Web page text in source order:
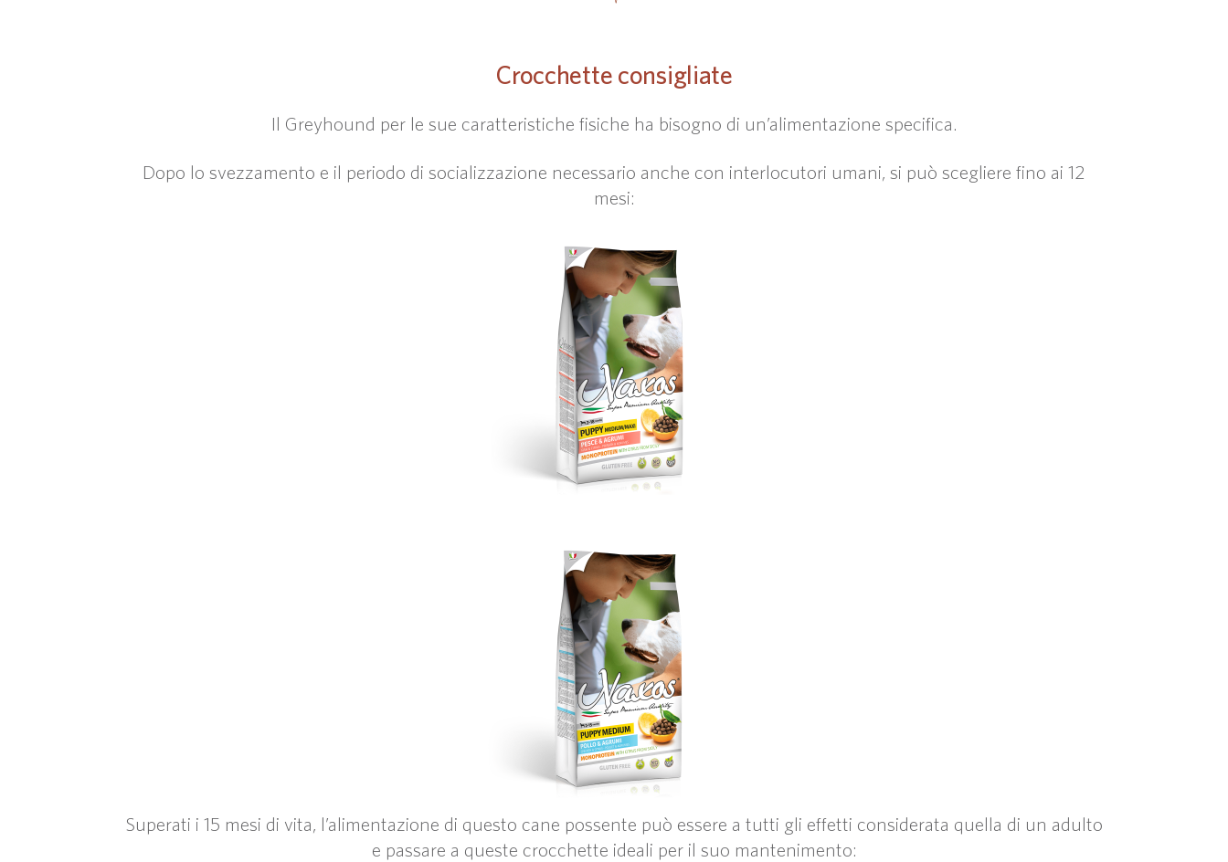
Crocchette consigliate
Il Greyhound per le sue caratteristiche fisiche ha bisogno di un’alimentazione specifica.
Dopo lo svezzamento e il periodo di socializzazione necessario anche con interlocutori umani, si può scegliere fino ai 12
mesi:
Superati i 15 mesi di vita, l’alimentazione di questo cane possente può essere a tutti gli effetti considerata quella di un adulto
e passare a queste crocchette ideali per il suo mantenimento: